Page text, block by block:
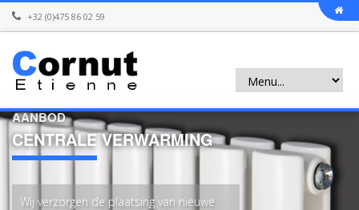
+32 (0)475 86 02 59
AANBOD
CENTRALEVERWARMING
Wij verzorgen de plaatsing van nieuwe